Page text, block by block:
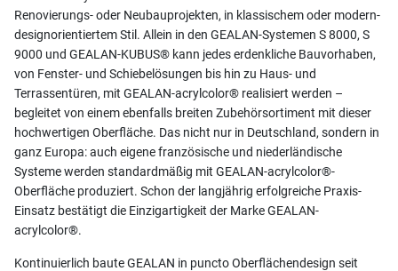
Renovierungs- oder Neubauprojekten, in klassischem oder modern-
designorientiertem Stil. Allein in den GEALAN-Systemen S 8000, S
9000 und GEALAN-KUBUS® kann jedes erdenkliche Bauvorhaben,
von Fenster- und Schiebelösungen bis hin zu Haus- und
Terrassentüren, mit GEALAN-acrylcolor® realisiert werden –
begleitet von einem ebenfalls breiten Zubehörsortiment mit dieser
hochwertigen Oberfläche. Das nicht nur in Deutschland, sondern in
ganz Europa: auch eigene französische und niederländische
Systeme werden standardmäßig mit GEALAN-acrylcolor®-
Oberfläche produziert. Schon der langjährig erfolgreiche Praxis-
Einsatz bestätigt die Einzigartigkeit der Marke GEALAN-
acrylcolor®.
Kontinuierlich baute GEALAN in puncto Oberflächendesign seit